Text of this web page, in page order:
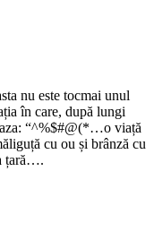
nu este tocmai unul
în care, după lungi
“^%$#@(*…o viață
cu ou și brânză cu
țară….